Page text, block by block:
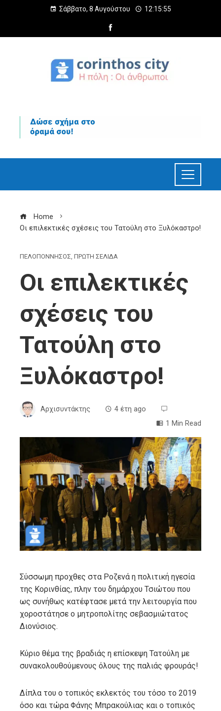
Σάββατο, 8 Αυγούστου 12:15:56
Home
Oι επιλεκτικές σχέσεις του Τατούλη στο Ξυλόκαστρο!
ΠΕΛΟΠΟΝΝΗΣΟΣ, ΠΡΩΤΗ ΣΕΛΙΔΑ
Oι επιλεκτικές
σχέσεις του
Τατούλη στο
Ξυλόκαστρο!
Αρχισυντάκτης
4 έτη ago
1 Min Read
Σύσσωμη προχθες στα Ροζενά η πολιτική ηγεσία
της Κορινθίας, πλην του δημάρχου Τσιώτου που
ως συνήθως κατέφτασε μετά την λειτουργία που
χοροστάτησε ο μητροπολίτης σεβασμιώτατος
Διονύσιος.
Κύριο θέμα της βραδιάς η επίσκεψη Τατούλη με
συνακολουθούμενους όλους της παλιάς φρουράς!
Δίπλα του ο τοπικός εκλεκτός του τόσο το 2019
όσο και τώρα Φάνης Μπρακούλιας και ο τοπικός